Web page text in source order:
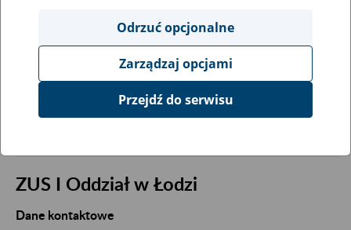
ZUS I Oddział w Łodzi
Dane kontaktowe
Odrzuć opcjonalne
Zarządzaj opcjami
Przejdź do serwisu